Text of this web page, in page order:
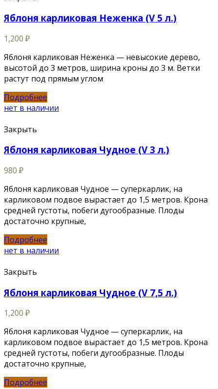
Яблоня карликовая Неженка (V 5 л.)
1,200 ₽
Яблоня карликовая Неженка — невысокие дерево,
высотой до 3 метров, ширина кроны до 3 м. Ветки
растут под прямым углом
Подробнее
нет в наличии
Закрыть
Яблоня карликовая Чудное (V 3 л.)
980 ₽
Яблоня карликовая Чудное — суперкарлик, на
карликовом подвое вырастает до 1,5 метров. Крона
средней густоты, побеги дугообразные. Плоды
достаточно крупные,
Подробнее
нет в наличии
Закрыть
Яблоня карликовая Чудное (V 7,5 л.)
1,200 ₽
Яблоня карликовая Чудное — суперкарлик, на
карликовом подвое вырастает до 1,5 метров. Крона
средней густоты, побеги дугообразные. Плоды
достаточно крупные,
Подробнее